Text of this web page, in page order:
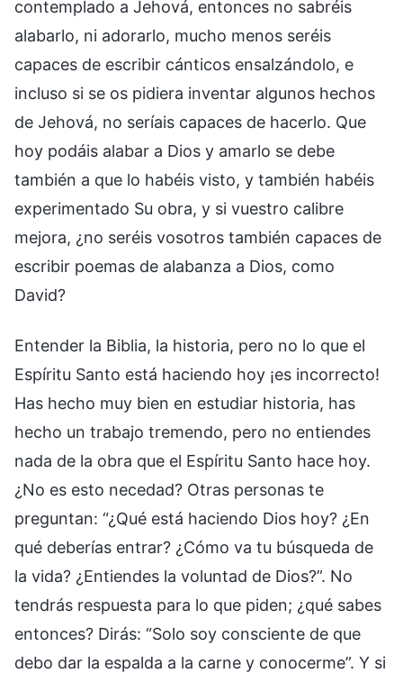
contemplado a Jehová, entonces no sabréis
alabarlo, ni adorarlo, mucho menos seréis
capaces de escribir cánticos ensalzándolo, e
incluso si se os pidiera inventar algunos hechos
de Jehová, no seríais capaces de hacerlo. Que
hoy podáis alabar a Dios y amarlo se debe
también a que lo habéis visto, y también habéis
experimentado Su obra, y si vuestro calibre
mejora, ¿no seréis vosotros también capaces de
escribir poemas de alabanza a Dios, como
David?
Entender la Biblia, la historia, pero no lo que el
Espíritu Santo está haciendo hoy ¡es incorrecto!
Has hecho muy bien en estudiar historia, has
hecho un trabajo tremendo, pero no entiendes
nada de la obra que el Espíritu Santo hace hoy.
¿No es esto necedad? Otras personas te
preguntan: “¿Qué está haciendo Dios hoy? ¿En
qué deberías entrar? ¿Cómo va tu búsqueda de
la vida? ¿Entiendes la voluntad de Dios?”. No
tendrás respuesta para lo que piden; ¿qué sabes
entonces? Dirás: “Solo soy consciente de que
debo dar la espalda a la carne y conocerme”. Y si